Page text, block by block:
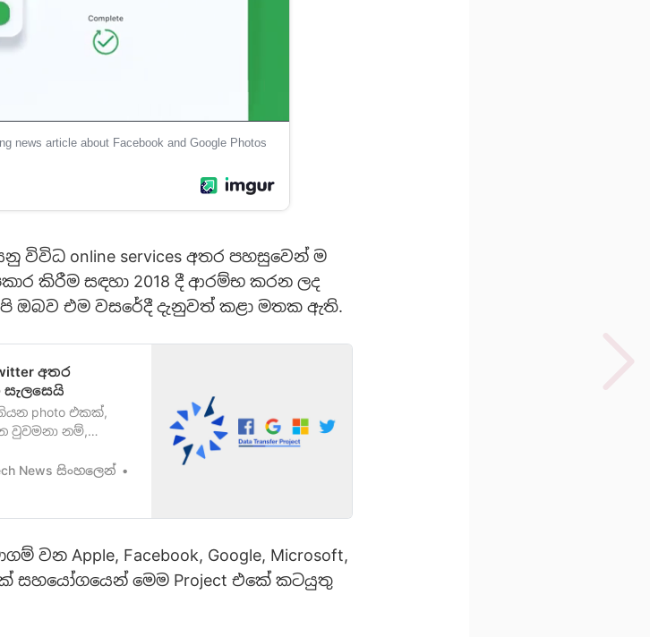
යනු විවිධ online services අතර පහසුවෙන් ම
කිරීම සඳහා 2018 දී ආරම්භ කරන ලද
ඔබව එම වසරේදී දැනුවත් කළා මතක ඇති.
අතර
සැලසෙයි
photo එකක්,
වුවමනා නම්,
එකෙන්
එක save
News සිංහලෙන්
Apple, Facebook, Google, Microsoft,
සහයෝගයෙන් මෙම Project එකේ කටයුතු